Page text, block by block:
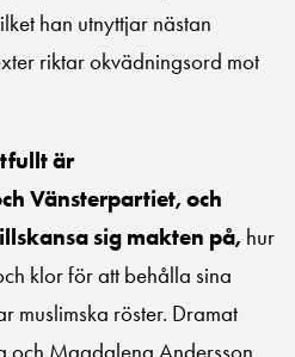
han utnyttjar nästan
riktar okvädningsord mot
är
Vänsterpartiet, och
sig makten på, hur
klor för att behålla sina
muslimska röster. Dramat